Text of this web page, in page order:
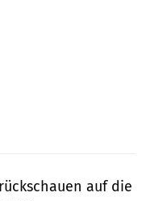
auf die